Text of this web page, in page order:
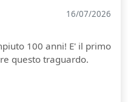
16/07/2026
100 anni! E' il primo
questo traguardo.